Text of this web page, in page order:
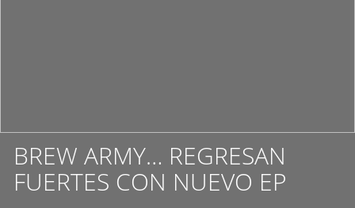
BREW ARMY… REGRESAN
FUERTES CON NUEVO EP